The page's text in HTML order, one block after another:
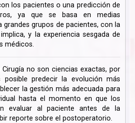
los pacientes o una predicción de
ya que se basa en medias
grandes grupos de pacientes, con la
y la experiencia sesgada de
médicos.
Cirugía no son ciencias exactas, por
predecir la evolución más
la gestión más adecuada para
hasta el momento en que los
evaluar al paciente antes de la
reporte sobre el postoperatorio.